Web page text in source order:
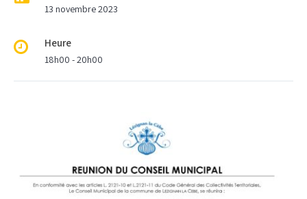
13 novembre 2023
Heure
18h00 - 20h00